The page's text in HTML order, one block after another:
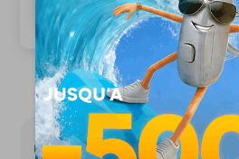
97% de patients
Unisson représente la